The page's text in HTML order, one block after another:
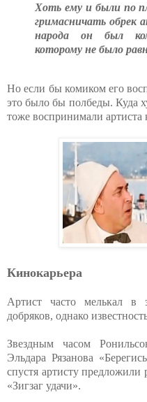
Хоть ему и были по
гримасничать обрек
народа он был
которому не было
Но если бы комиком его
это было бы полбеды. Куда
тоже воспринимали артиста
Кинокарьера
Артист часто мелькал в
добряков, однако
Звездным часом
Эльдара Рязанова
спустя артисту
«Зигзаг удачи».